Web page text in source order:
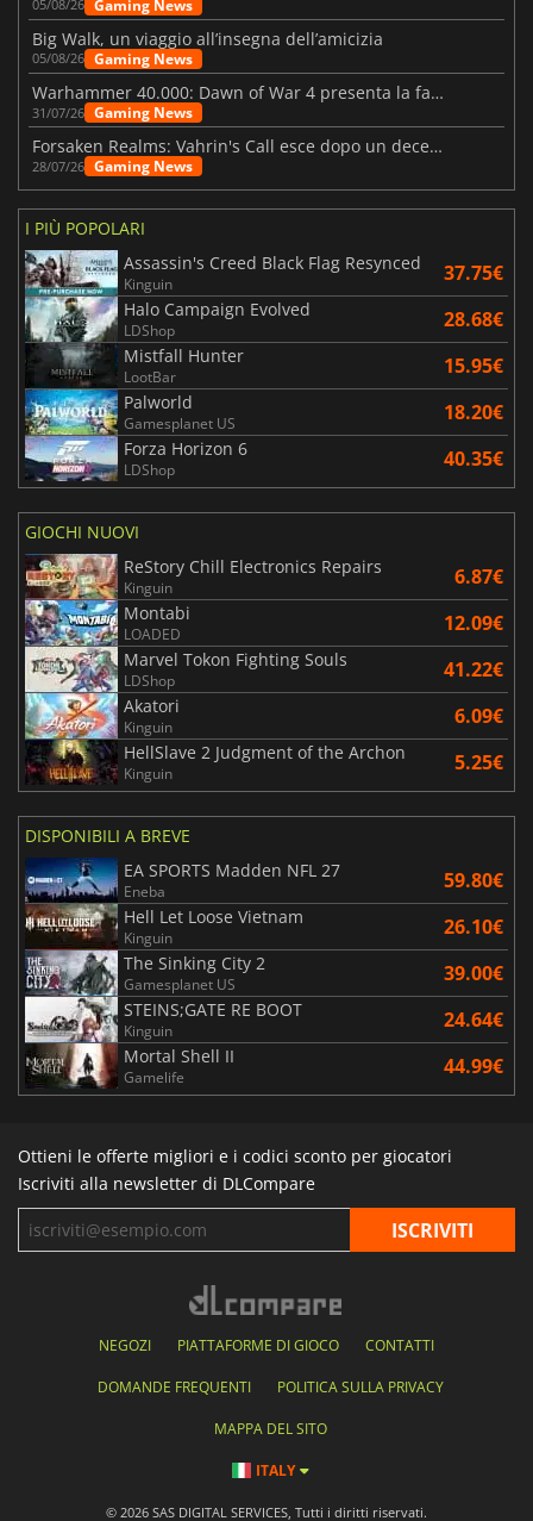
05/08/26 Gaming News
Big Walk, un viaggio all’insegna dell’amicizia
05/08/26 Gaming News
Warhammer 40.000: Dawn of War 4 presenta la fazione dei Necron
31/07/26 Gaming News
Forsaken Realms: Vahrin's Call esce dopo un decennio di sviluppo
28/07/26 Gaming News
I PIÙ POPOLARI
Assassin's Creed Black Flag Resynced
Kinguin 37.75€
Halo Campaign Evolved
LDShop 28.68€
Mistfall Hunter
LootBar 15.95€
Palworld
Gamesplanet US 18.20€
Forza Horizon 6
LDShop 40.35€
GIOCHI NUOVI
ReStory Chill Electronics Repairs
Kinguin 6.87€
Montabi
LOADED 12.09€
Marvel Tokon Fighting Souls
LDShop 41.22€
Akatori
Kinguin 6.09€
HellSlave 2 Judgment of the Archon
Kinguin 5.25€
DISPONIBILI A BREVE
EA SPORTS Madden NFL 27
Eneba 59.80€
Hell Let Loose Vietnam
Kinguin 26.10€
The Sinking City 2
Gamesplanet US 39.00€
STEINS;GATE RE BOOT
Kinguin 24.64€
Mortal Shell II
Gamelife 44.99€
Ottieni le offerte migliori e i codici sconto per giocatori
Iscriviti alla newsletter di DLCompare
NEGOZI PIATTAFORME DI GIOCO CONTATTI
DOMANDE FREQUENTI POLITICA SULLA PRIVACY
MAPPA DEL SITO
ITALY
© 2026 SAS DIGITAL SERVICES, Tutti i diritti riservati.